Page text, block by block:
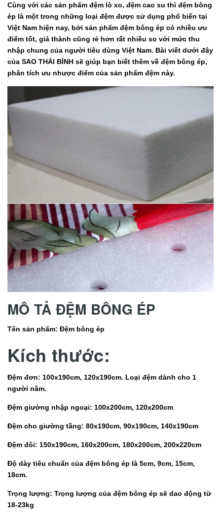
Cùng với các sản phẩm đệm lò xo, đệm cao su thì đệm bông
ép là một trong những loại đệm được sử dụng phổ biến tại
Việt Nam hiện nay, bởi sản phẩm đệm bông ép có nhiều ưu
điểm tốt, giá thành cũng rẻ hơn rất nhiều so với mức thu
nhập chung của người tiêu dùng Việt Nam. Bài viết dưới đây
của SAO THÁI BÌNH sẽ giúp bạn biết thêm về đệm bông ép,
phân tích ưu nhược điểm của sản phẩm đệm này.
MÔ TẢ ĐỆM BÔNG ÉP
Tên sản phẩm: Đệm bông ép
Kích thước:
Đệm đơn: 100x190cm, 120x190cm. Loại đệm dành cho 1
người nằm.
Đệm giường nhập ngoại: 100x200cm, 120x200cm
Đệm cho giường tầng: 80x190cm, 90x190cm, 140x190cm
Đệm đôi: 150x190cm, 160x200cm, 180x200cm, 200x220cm
Độ dày tiêu chuẩn của đệm bông ép là 5cm, 9cm, 15cm,
18cm.
Trọng lượng: Trọng lượng của đệm bông ép sẽ dao động từ
18-23kg